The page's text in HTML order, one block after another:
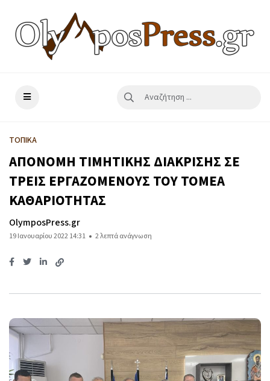
ΤΟΠΙΚΑ
ΑΠΟΝΟΜΗ ΤΙΜΗΤΙΚΗΣ ΔΙΑΚΡΙΣΗΣ ΣΕ
ΤΡΕΙΣ ΕΡΓΑΖΟΜΕΝΟΥΣ ΤΟΥ ΤΟΜΕΑ
ΚΑΘΑΡΙΟΤΗΤΑΣ
OlymposPress.gr
19 Ιανουαρίου 2022 14:31 2 λεπτά ανάγνωση